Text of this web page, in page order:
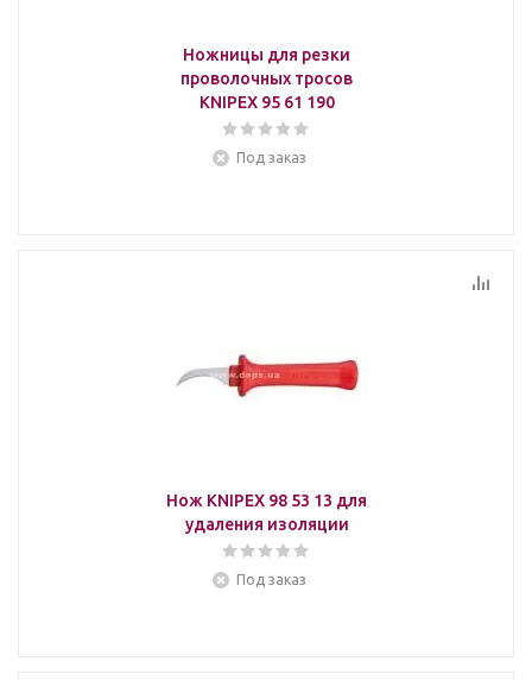
Ножницы для резки
проволочных тросов
KNIPEX 95 61 190
Под заказ
Нож KNIPEX 98 53 13 для
удаления изоляции
Под заказ